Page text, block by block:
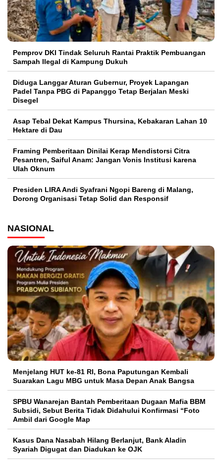
Pemprov DKI Tindak Seluruh Rantai Praktik Pembuangan
Sampah Ilegal di Kampung Dukuh
Diduga Langgar Aturan Gubernur, Proyek Lapangan
Padel Tanpa PBG di Papanggo Tetap Berjalan Meski
Disegel
Asap Tebal Dekat Kampus Thursina, Kebakaran Lahan 10
Hektare di Dau
Framing Pemberitaan Dinilai Kerap Mendistorsi Citra
Pesantren, Saiful Anam: Jangan Vonis Institusi karena
Ulah Oknum
Presiden LIRA Andi Syafrani Ngopi Bareng di Malang,
Dorong Organisasi Tetap Solid dan Responsif
NASIONAL
Menjelang HUT ke-81 RI, Bona Paputungan Kembali
Suarakan Lagu MBG untuk Masa Depan Anak Bangsa
SPBU Wanarejan Bantah Pemberitaan Dugaan Mafia BBM
Subsidi, Sebut Berita Tidak Didahului Konfirmasi “Foto
Ambil dari Google Map
Kasus Dana Nasabah Hilang Berlanjut, Bank Aladin
Syariah Digugat dan Diadukan ke OJK